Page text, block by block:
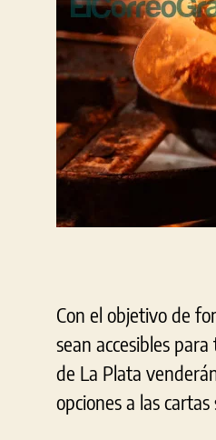
Con el objetivo de
sean accesibles
de La Plata
opciones a las